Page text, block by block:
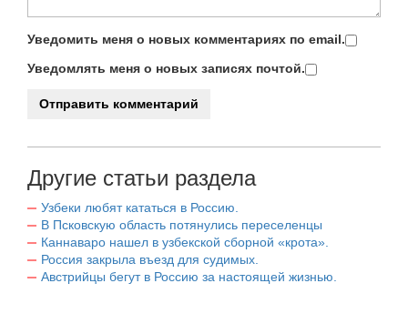
Уведомить меня о новых комментариях по email.
Уведомлять меня о новых записях почтой.
Другие статьи раздела
Узбеки любят кататься в Россию.
В Псковскую область потянулись переселенцы
Каннаваро нашел в узбекской сборной «крота».
Россия закрыла въезд для судимых.
Австрийцы бегут в Россию за настоящей жизнью.